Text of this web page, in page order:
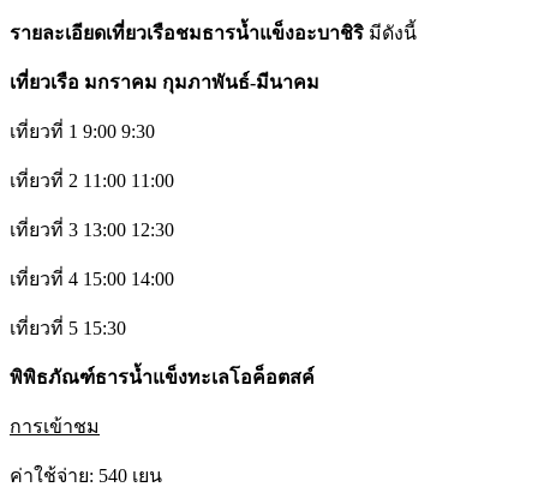
รายละเอียดเที่ยวเรือชมธารน้ำแข็งอะบาชิริ มีดังนี้
เที่ยวเรือ มกราคม กุมภาพันธ์-มีนาคม
เที่ยวที่ 1 9:00 9:30
เที่ยวที่ 2 11:00 11:00
เที่ยวที่ 3 13:00 12:30
เที่ยวที่ 4 15:00 14:00
เที่ยวที่ 5 15:30
พิพิธภัณฑ์ธารน้ำแข็งทะเลโอค็อตสค์
การเข้าชม
ค่าใช้จ่าย: 540 เยน